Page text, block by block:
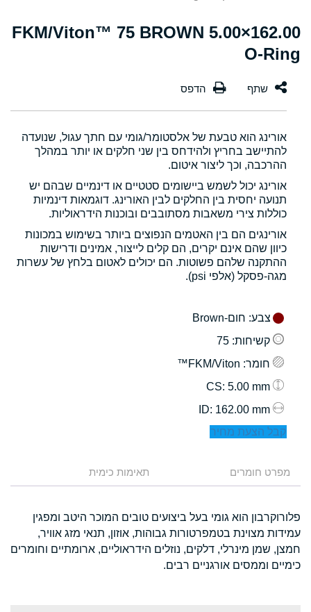
162.00×5.00 FKM/Viton™ 75 BROWN
O-Ring
אורינג הוא טבעת של אלסטומר/גומי עם חתך עגול, שנועדה
להתיישב בחריץ ולהידחס בין שני חלקים או יותר במהלך
ההרכבה, וכך ליצור איטום.
אורינג יכול לשמש ביישומים סטטיים או דינמיים שבהם יש
תנועה יחסית בין החלקים לבין האורינג. דוגמאות דינמיות
כוללות צירי משאבות מסתובבים ובוכנות הידראוליות.
אורינגים הם בין האטמים הנפוצים ביותר בשימוש במכונות
כיוון שהם אינם יקרים, הם קלים לייצור, אמינים ודרישות
ההתקנה שלהם פשוטות. הם יכולים לאטום בלחץ של עשרות
מגה-פסקל (אלפי psi).
צבע: חום-Brown
קשיחות: 75
חומר: FKM/Viton™
: 5.00 mm
: 162.00 mm
קבל הצעת מחיר
מפרט חומרים תאימות כימית
פלורוקרבון הוא גומי בעל ביצועים טובים המוכר היטב ומפגין
עמידות מצוינת בטמפרטורות גבוהות, אוזון, תנאי מזג אוויר,
חמצן, שמן מינרלי, דלקים, נוזלים הידראוליים, ארומתיים וחומרים
כימיים וממסים אורגניים רבים.